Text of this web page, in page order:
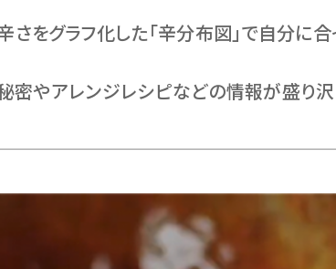
さをグラフ化した「辛分布図」で自分に
密やアレンジレシピなどの情報が盛り沢